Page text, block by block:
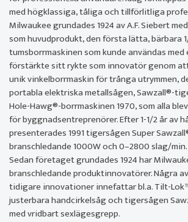
med högklassiga, tåliga och tillförlitliga
Milwaukee grundades 1924 av A.F. Siebert
som huvudprodukt, den första lätta, bärbara
tumsborrmaskinen som kunde användas
förstärkte sitt rykte som innovatör genom
unik vinkelborrmaskin för trånga utrymmen,
portabla elektriska metallsågen, Sawzall®-
Hole-Hawg®-borrmaskinen 1970, som alla
för byggnadsentreprenörer. Efter 1-1/2 år av
presenterades 1991 tigersågen Super
branschledande 1000W och 0–2800 slag/min.
Sedan företaget grundades 1924 har
branschledande produktinnovatörer. Några
tidigare innovationer innefattar bl.a. Tilt-
justerbara handcirkelsåg och tigersågen
med vridbart sexlägesgrepp.